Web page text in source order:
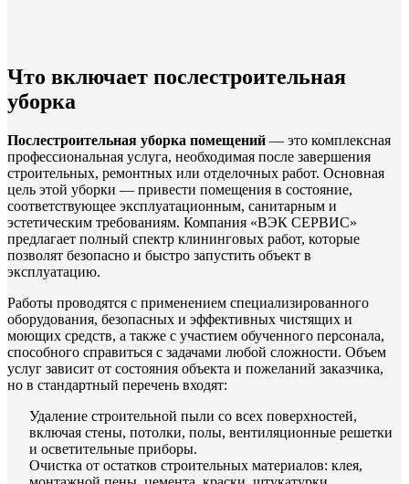
Что включает послестроительная
уборка
Послестроительная уборка помещений — это комплексная
профессиональная услуга, необходимая после завершения
строительных, ремонтных или отделочных работ. Основная
цель этой уборки — привести помещения в состояние,
соответствующее эксплуатационным, санитарным и
эстетическим требованиям. Компания «ВЭК СЕРВИС»
предлагает полный спектр клининговых работ, которые
позволят безопасно и быстро запустить объект в
эксплуатацию.
Работы проводятся с применением специализированного
оборудования, безопасных и эффективных чистящих и
моющих средств, а также с участием обученного персонала,
способного справиться с задачами любой сложности. Объем
услуг зависит от состояния объекта и пожеланий заказчика,
но в стандартный перечень входят:
Удаление строительной пыли со всех поверхностей,
включая стены, потолки, полы, вентиляционные решетки
и осветительные приборы.
Очистка от остатков строительных материалов: клея,